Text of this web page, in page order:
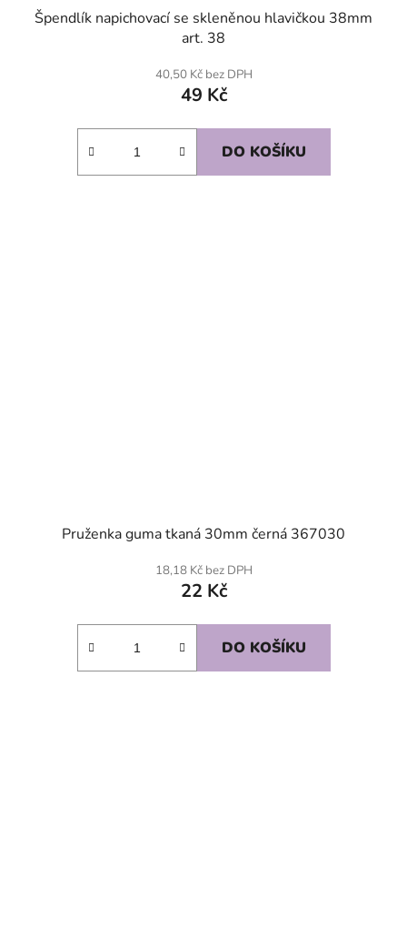
Špendlík napichovací se skleněnou hlavičkou 38mm
art. 38
40,50 Kč bez DPH
49 Kč
DO KOŠÍKU
Pruženka guma tkaná 30mm černá 367030
18,18 Kč bez DPH
22 Kč
DO KOŠÍKU